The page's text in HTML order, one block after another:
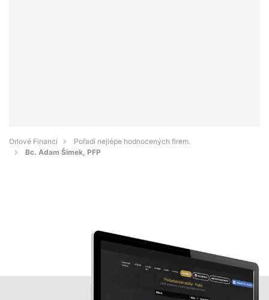
Orlové Financí
Pořadí nejlépe hodnocených firem.
Bc. Adam Šimek, PFP